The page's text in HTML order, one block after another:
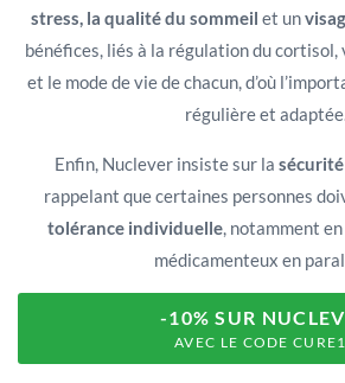
stress, la qualité du sommeil et un
bénéfices, liés à la régulation du
et le mode de vie de chacun, d’où
régulière et
Enfin, Nuclever insiste sur la sécurité
rappelant que certaines personnes
tolérance individuelle , notamment
médicamenteux en
-10% SUR
AVEC LE CODE